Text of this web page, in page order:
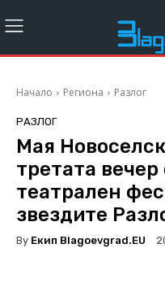
Начало Региона Разлог
РАЗЛОГ
Мая
третата
театрален
звездите
By Екип Blagoevgrad.EU